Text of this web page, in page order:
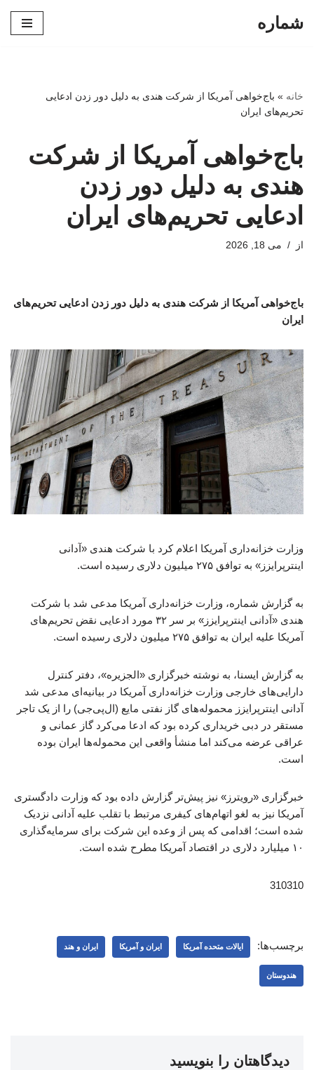
شماره
خانه » باج‌خواهی آمریکا از شرکت هندی به دلیل دور زدن ادعایی
تحریم‌های ایران
باج‌خواهی آمریکا از شرکت
هندی به دلیل دور زدن
ادعایی تحریم‌های ایران
از می 18, 2026
باج‌خواهی آمریکا از شرکت هندی به دلیل دور زدن ادعایی تحریم‌های
ایران
وزارت خزانه‌داری آمریکا اعلام کرد با شرکت هندی «آدانی
اینترپرایزز» به توافق ۲۷۵ میلیون دلاری رسیده است.
به گزارش شماره، وزارت خزانه‌داری آمریکا مدعی شد با شرکت
هندی «آدانی اینترپرایزز» بر سر ۳۲ مورد ادعایی نقض تحریم‌های
آمریکا علیه ایران به توافق ۲۷۵ میلیون دلاری رسیده است.
به گزارش ایسنا،‌ به نوشته خبرگزاری «الجزیره»، دفتر کنترل
دارایی‌های خارجی وزارت خزانه‌داری آمریکا در بیانیه‌ای مدعی شد
آدانی اینترپرایزز محموله‌های گاز نفتی مایع (ال‌پی‌جی) را از یک تاجر
مستقر در دبی خریداری کرده بود که ادعا می‌کرد گاز عمانی و
عراقی عرضه می‌کند اما منشأ واقعی این محموله‌ها ایران بوده
است.
خبرگزاری «رویترز» نیز پیش‌تر گزارش داده بود که وزارت دادگستری
آمریکا نیز به لغو اتهام‌های کیفری مرتبط با تقلب علیه آدانی نزدیک
شده است؛ اقدامی که پس از وعده این شرکت برای سرمایه‌گذاری
۱۰ میلیارد دلاری در اقتصاد آمریکا مطرح شده است.
310310
برچسب‌ها: ایالات متحده آمریکا ایران و آمریکا ایران و هند
هندوستان
دیدگاهتان را بنویسید